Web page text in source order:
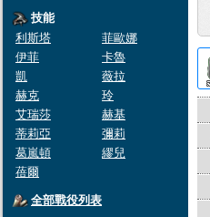
技能
利斯塔
菲歐娜
伊菲
卡魯
凱
薇拉
赫克
玲
艾瑞莎
赫基
蒂莉亞
彌莉
葛嵐頓
繆兒
蓓爾
全部戰役列表